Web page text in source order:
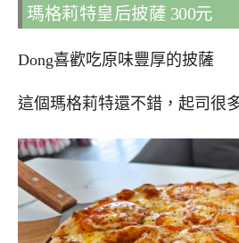
瑪格莉特皇后披薩 300元
Dong喜歡吃原味豐厚的披薩
這個瑪格莉特還不錯，起司很